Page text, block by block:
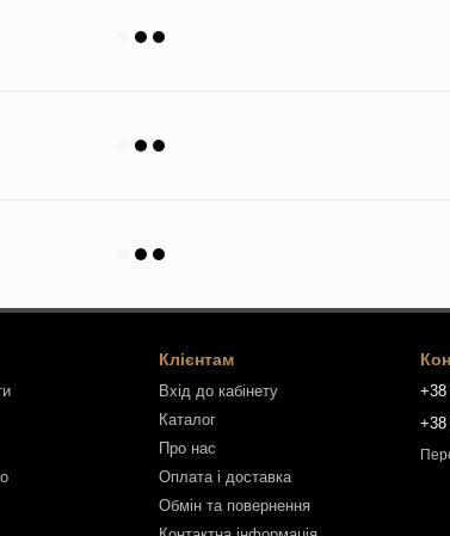
Клієнтам
Вхід до кабінету
Каталог
Про нас
Оплата і доставка
Обмін та повернення
+38
+38